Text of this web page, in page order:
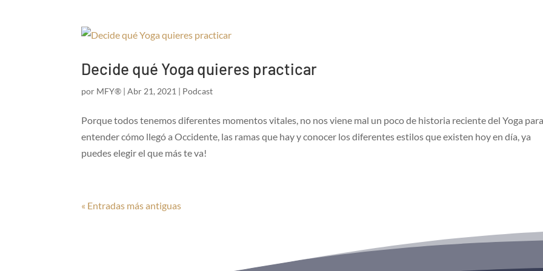
Decide qué Yoga quieres practicar
por MFY® |Abr 21, 2021 | Podcast
Porque todos tenemos diferentes momentos vitales, no nos viene mal un poco de historia reciente del Yoga
entender cómo llegó a Occidente, las ramas que hay y conocer los diferentes estilos que existen hoy en día, ya
puedes elegir el que más te va!
« Entradas más antiguas